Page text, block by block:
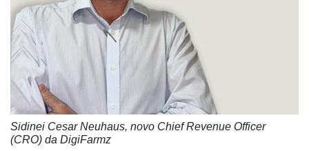
Sidinei Cesar Neuhaus, novo Chief Revenue Officer
(CRO) da DigiFarmz